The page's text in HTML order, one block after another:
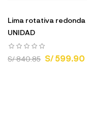
Lima rotativa redonda
UNIDAD
S/ 840.85 S/ 599.90